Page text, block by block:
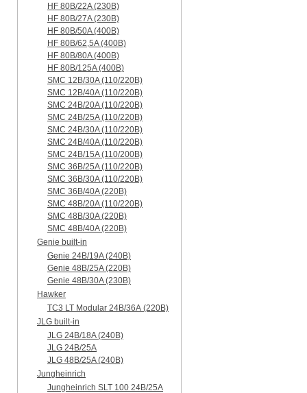
HF 80B/22A (230B)
HF 80B/27A (230B)
HF 80B/50A (400B)
HF 80B/62,5A (400B)
HF 80B/80A (400B)
HF 80B/125A (400B)
SMC 12B/30A (110/220B)
SMC 12B/40A (110/220B)
SMC 24B/20A (110/220B)
SMC 24B/25A (110/220B)
SMC 24B/30A (110/220B)
SMC 24B/40A (110/220B)
SMC 24B/15A (110/200B)
SMC 36B/25A (110/220B)
SMC 36B/30A (110/220B)
SMC 36B/40A (220B)
SMC 48B/20A (110/220B)
SMC 48B/30A (220B)
SMC 48B/40A (220B)
Genie built-in
Genie 24B/19A (240B)
Genie 48B/25A (220B)
Genie 48B/30A (230B)
Hawker
TC3 LT Modular 24В/36А (220B)
JLG built-in
JLG 24B/18A (240B)
JLG 24B/25A
JLG 48B/25A (240B)
Jungheinrich
Jungheinrich SLT 100 24B/25A